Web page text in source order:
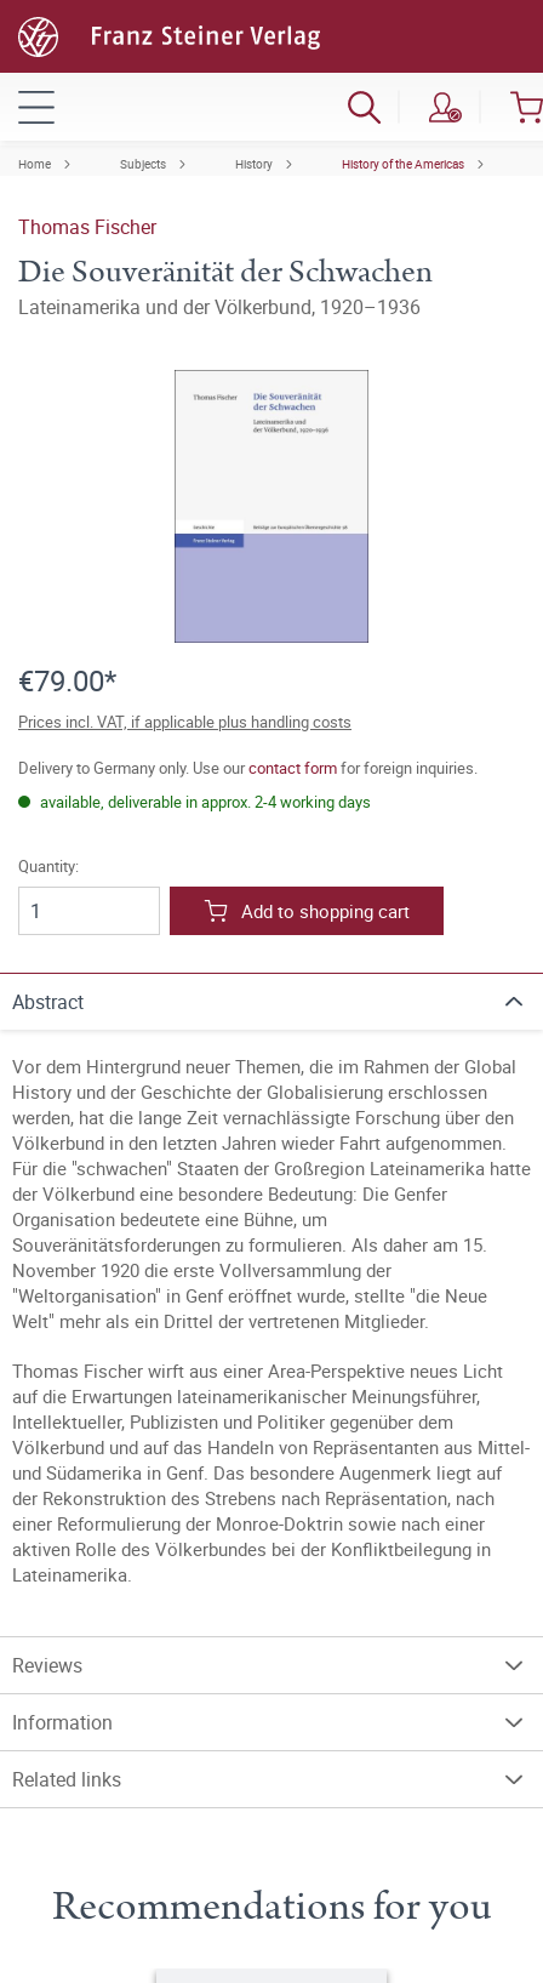
Home Subjects History History of the Americas
Thomas Fischer
Die Souveränität der Schwachen
Lateinamerika und der Völkerbund, 1920–1936
€79.00*
Prices incl. VAT, if applicable plus handling costs
Delivery to Germany only. Use ourcontact formfor foreign inquiries.
available, deliverable in approx. 2-4 working days
Quantity:
Add to shopping cart
Abstract
Vor dem Hintergrund neuer Themen, die im Rahmen der Global
History und der Geschichte der Globalisierung erschlossen
werden, hat die lange Zeit vernachlässigte Forschung über den
Völkerbund in den letzten Jahren wieder Fahrt aufgenommen.
Für die "schwachen" Staaten der Großregion Lateinamerika hatte
der Völkerbund eine besondere Bedeutung: Die Genfer
Organisation bedeutete eine Bühne, um
Souveränitätsforderungen zu formulieren. Als daher am 15.
November 1920 die erste Vollversammlung der
"Weltorganisation" in Genf eröffnet wurde, stellte "die Neue
Welt" mehr als ein Drittel der vertretenen Mitglieder.
Thomas Fischer wirft aus einer Area-Perspektive neues Licht
auf die Erwartungen lateinamerikanischer Meinungsführer,
Intellektueller, Publizisten und Politiker gegenüber dem
Völkerbund und auf das Handeln von Repräsentanten aus Mittel-
und Südamerika in Genf. Das besondere Augenmerk liegt auf
der Rekonstruktion des Strebens nach Repräsentation, nach
einer Reformulierung der Monroe-Doktrin sowie nach einer
aktiven Rolle des Völkerbundes bei der Konfliktbeilegung in
Lateinamerika.
Reviews
Information
Related links
Recommendations for you